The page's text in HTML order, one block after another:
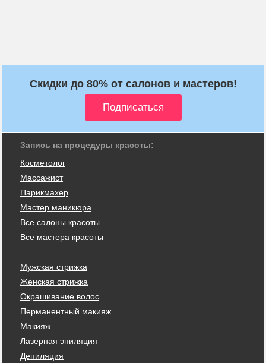
Скидки до 80% от салонов и мастеров!
Запись на процедуры красоты:
Косметолог
Массажист
Парикмахер
Мастер маникюра
Все салоны красоты
Все мастера красоты
Мужская стрижка
Женская стрижка
Окрашивание волос
Перманентный макияж
Макияж
Лазерная эпиляция
Депиляция